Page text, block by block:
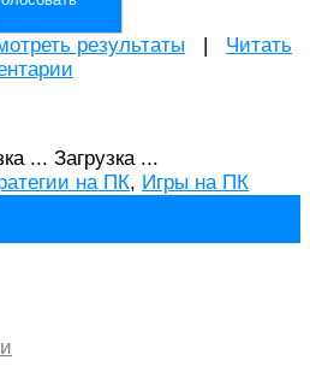
результаты | Читать
Загрузка ...
на ПК, Игры на ПК